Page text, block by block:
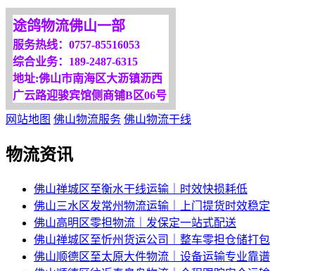
更多服务请来电咨询，
我们将竭诚为你服务！
途鸽物流佛山一部
服务热线：0757-85516053
综合业务：189-2487-6315
地址:佛山市南海区大沥镇沥西
广云路迎骏宾馆侧商铺B区06号
网站地图 佛山物流服务 佛山物流干线
物流资讯
佛山禅城区至衡水干线运输｜时效快损耗低
佛山三水区发常州物流运输｜上门提货时效稳定
佛山高明区零担物流｜发保定一站式配送
佛山禅城区至忻州货运公司｜整车零担仓储打包
佛山顺德区至太原大件物流｜设备运输专业靠谱